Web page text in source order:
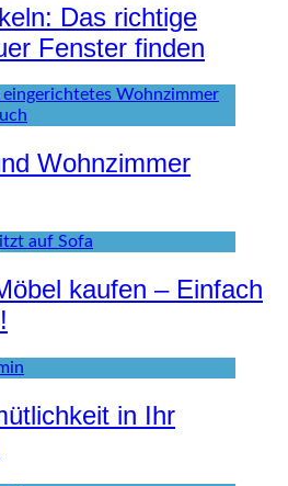
Das richtige
Fenster finden
Wohnzimmer
kaufen – Einfach
in Ihr